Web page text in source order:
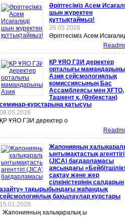
Әріптесіміз Асем
шын жүректен
құттықтаймыз!
26.05.2026
Әріптесіміз Асем
ҚР ҰЯО ГЗИ деректер
орталығы
Азия сейсмологиялық
комиссиясының Бас
Ассамблеясы мен ХҒТО,
Ташкент қ. (Өзбекстан)
семинар-курстарына қатысуы
08.05.2026
ҚР ҰЯО ГЗИ деректер о
Жапонияның
ынтымақтастық агенттігі
(JICA) бағдарламасы
аясындағы
сақтау және жер
сілкіністерінің салдарын
азайту» тақырыбындағы жаһандық
сейсмологиялық бақылаулар курстары
15.01.2026
Жапонияның халықаралық ы